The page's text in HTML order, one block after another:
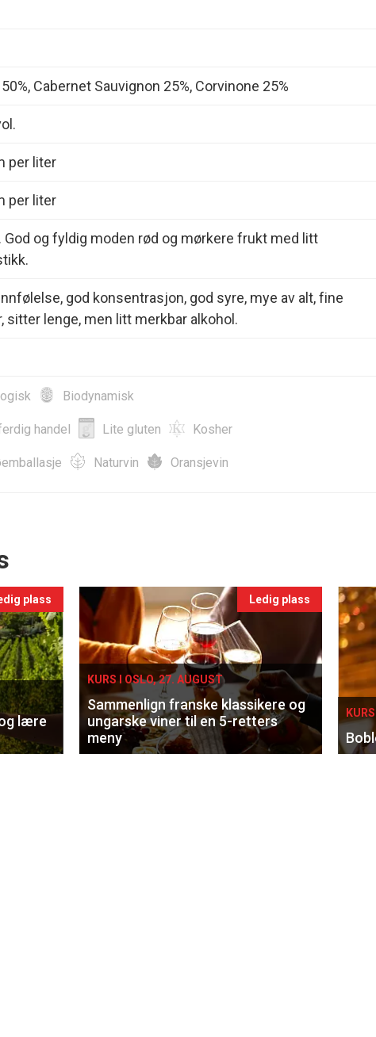
Cabernet Sauvignon 25%, Corvinone 25%
per liter
per liter
God og fyldig moden rød og mørkere frukt med litt
god konsentrasjon, god syre, mye av alt, fine
sitter lenge, men litt merkbar alkohol.
Biodynamisk
handel Lite gluten Kosher
Naturvin Oransjevin
plass
lære
Ledig plass
KURS I OSLO, 27. AUGUST
Sammenlign franske klassikere og
ungarske viner til en 5-retters
meny